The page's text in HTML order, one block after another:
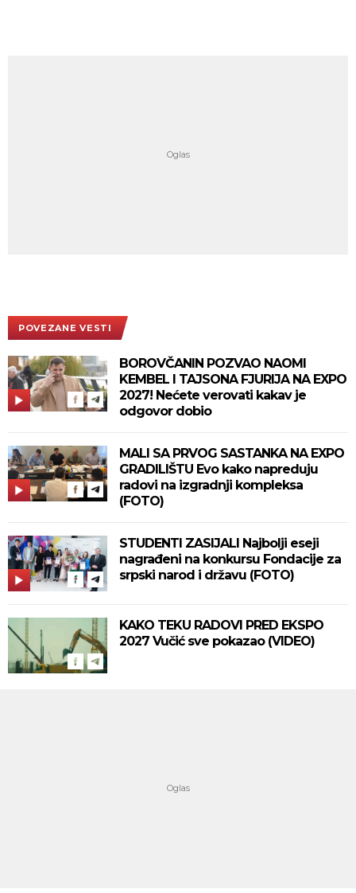
POVEZANE VESTI
BOROVČANIN POZVAO NAOMI
KEMBEL I TAJSONA FJURIJA NA EXPO
2027! Nećete verovati kakav je
odgovor dobio
MALI SA PRVOG SASTANKA NA EXPO
GRADILIŠTU Evo kako napreduju
radovi na izgradnji kompleksa
(FOTO)
STUDENTI ZASIJALI Najbolji eseji
nagrađeni na konkursu Fondacije za
srpski narod i državu (FOTO)
KAKO TEKU RADOVI PRED EKSPO
2027 Vučić sve pokazao (VIDEO)